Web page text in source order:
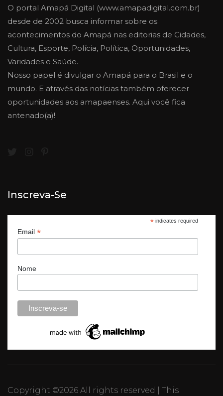
O portal Amapá Digital (www.amapadigital.com.br)
desde de 2002 busca informar sobre os
acontecimentos do Amapá nas editorias de Cidades,
Cultura, Esporte, Polícia, Política, Oportunidades,
Varidades e Saúde.
Nosso papel é divulgar o Amapá para o Brasil e o
mundo. E através das notícias também oferecer
oportunidades aos amapaenses. Aqui você fica
antenado(a)!
Inscreva-Se
*indicates required
Email *
Nome
Copyright ©2026 All rights reserved | This